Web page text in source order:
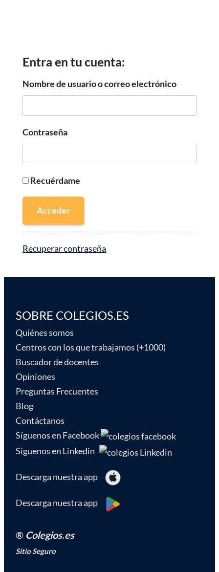
Entra en tu cuenta:
Nombre de usuario o correo electrónico
Contraseña
Recuérdame
Acceder
Recuperar contraseña
SOBRE COLEGIOS.ES
Quiénes somos
Centros con los que trabajamos (+1000)
Buscador de docentes
Opiniones
Preguntas Frecuentes
Blog
Contáctanos
Síguenos en Facebook
Síguenos en Linkedin
Descarga nuestra app
Descarga nuestra app
® Colegios.es
Sitio Seguro